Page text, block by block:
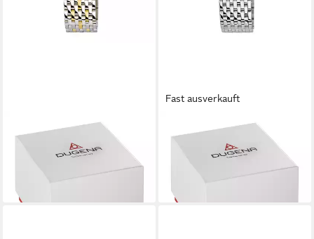
Quarzuhr Quadra Artdeco
7000122-2 Quarz
Fast ausverkauft
Quarzuhr Quadra Artdeco
7000120-1 Quarz